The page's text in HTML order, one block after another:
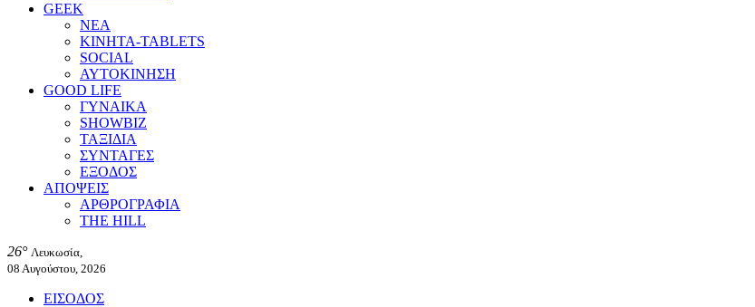
GEEK
ΝΕΑ
ΚΙΝΗΤΑ-TABLETS
SOCIAL
ΑΥΤΟΚΙΝΗΣΗ
GOOD LIFE
ΓΥΝΑΙΚΑ
SHOWBIZ
ΤΑΞΙΔΙΑ
ΣΥΝΤΑΓΕΣ
ΕΞΟΔΟΣ
ΑΠΟΨΕΙΣ
ΑΡΘΡΟΓΡΑΦΙΑ
THE HILL
26° Λευκωσία,
08 Αυγούστου, 2026
ΕΙΣΟΔΟΣ